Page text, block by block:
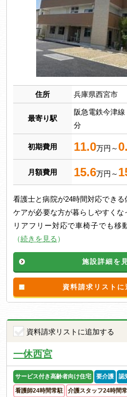
住所 兵庫県西宮市
最寄り駅
阪急電鉄今津
分
初期費用 11.0万円～
月額費用 15.6万円～
看護士と病院が24時間対応でき
ケアが必要な方が暮らしやすく
リアフリー対応で車椅子でも移
（続きを見る ）
施設詳細を
資料請求リストに
資料請求リストに追加する
一休西宮
サービス付き高齢者向け住宅 要介護 認
看護師24時間常駐 介護スタッフ24時間